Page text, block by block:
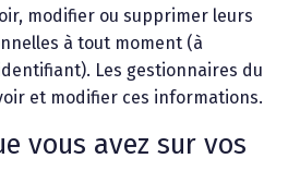
modifier ou supprimer leurs
à tout moment (à
Les gestionnaires du
et modifier ces informations.
vous avez sur vos